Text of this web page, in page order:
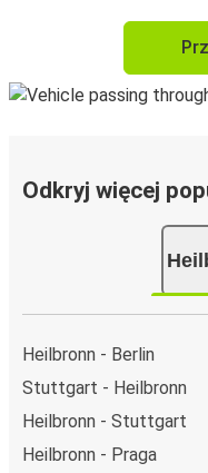
Odkryj więcej
Heilbronn - Berlin
Stuttgart - Heilbronn
Heilbronn - Stuttgart
Heilbronn - Praga